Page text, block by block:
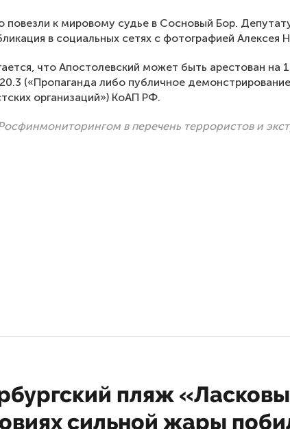
повезли к мировому судье в Сосновый Бор.
в социальных сетях с фотографией Алексея
что Апостолевский может быть арестован на
(«Пропаганда либо публичное
организаций») КоАП РФ.
в перечень террористов и
пляж
сильной жары